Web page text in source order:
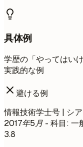
具体例
学歴の「やってはい
実践的な例
避ける例
情報技術学士号 | シ
2017年5月 - 科目: 一
3.8